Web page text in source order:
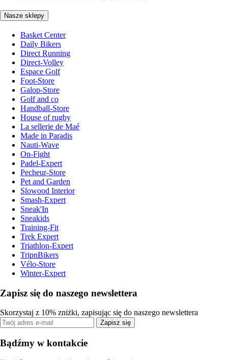
Nasze sklepy
Basket Center
Daily Bikers
Direct Running
Direct-Volley
Espace Golf
Foot-Store
Galop-Store
Golf and co
Handball-Store
House of rugby
La sellerie de Maé
Made in Paradis
Nauti-Wave
On-Fight
Padel-Expert
Pecheur-Store
Pet and Garden
Slowood Interior
Smash-Expert
Sneak'In
Sneakids
Training-Fit
Trek Expert
Triathlon-Expert
TripnBikers
Vélo-Store
Winter-Expert
Zapisz się do naszego newslettera
Skorzystaj z 10% zniżki, zapisując się do naszego newslettera
Zapisz się
Bądźmy w kontakcie